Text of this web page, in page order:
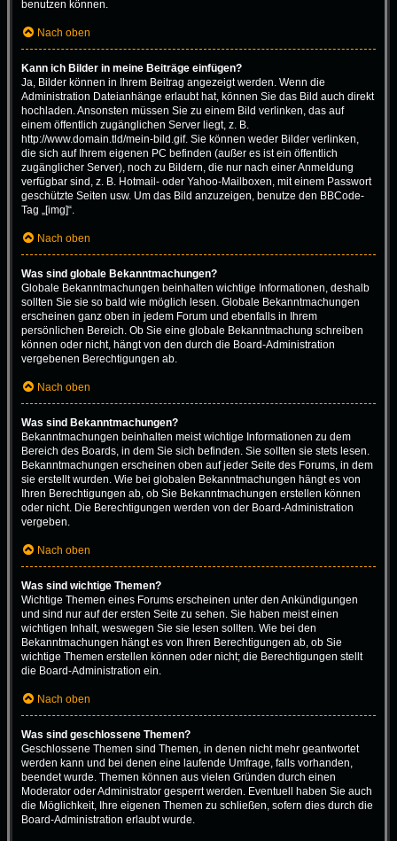
benutzen können.
Nach oben
Kann ich Bilder in meine Beiträge einfügen?
Ja, Bilder können in Ihrem Beitrag angezeigt werden. Wenn die
Administration Dateianhänge erlaubt hat, können Sie das Bild auch direkt
hochladen. Ansonsten müssen Sie zu einem Bild verlinken, das auf
einem öffentlich zugänglichen Server liegt, z. B.
http://www.domain.tld/mein-bild.gif. Sie können weder Bilder verlinken,
die sich auf Ihrem eigenen PC befinden (außer es ist ein öffentlich
zugänglicher Server), noch zu Bildern, die nur nach einer Anmeldung
verfügbar sind, z. B. Hotmail- oder Yahoo-Mailboxen, mit einem Passwort
geschützte Seiten usw. Um das Bild anzuzeigen, benutze den BBCode-
Tag „[img]“.
Nach oben
Was sind globale Bekanntmachungen?
Globale Bekanntmachungen beinhalten wichtige Informationen, deshalb
sollten Sie sie so bald wie möglich lesen. Globale Bekanntmachungen
erscheinen ganz oben in jedem Forum und ebenfalls in Ihrem
persönlichen Bereich. Ob Sie eine globale Bekanntmachung schreiben
können oder nicht, hängt von den durch die Board-Administration
vergebenen Berechtigungen ab.
Nach oben
Was sind Bekanntmachungen?
Bekanntmachungen beinhalten meist wichtige Informationen zu dem
Bereich des Boards, in dem Sie sich befinden. Sie sollten sie stets lesen.
Bekanntmachungen erscheinen oben auf jeder Seite des Forums, in dem
sie erstellt wurden. Wie bei globalen Bekanntmachungen hängt es von
Ihren Berechtigungen ab, ob Sie Bekanntmachungen erstellen können
oder nicht. Die Berechtigungen werden von der Board-Administration
vergeben.
Nach oben
Was sind wichtige Themen?
Wichtige Themen eines Forums erscheinen unter den Ankündigungen
und sind nur auf der ersten Seite zu sehen. Sie haben meist einen
wichtigen Inhalt, weswegen Sie sie lesen sollten. Wie bei den
Bekanntmachungen hängt es von Ihren Berechtigungen ab, ob Sie
wichtige Themen erstellen können oder nicht; die Berechtigungen stellt
die Board-Administration ein.
Nach oben
Was sind geschlossene Themen?
Geschlossene Themen sind Themen, in denen nicht mehr geantwortet
werden kann und bei denen eine laufende Umfrage, falls vorhanden,
beendet wurde. Themen können aus vielen Gründen durch einen
Moderator oder Administrator gesperrt werden. Eventuell haben Sie auch
die Möglichkeit, Ihre eigenen Themen zu schließen, sofern dies durch die
Board-Administration erlaubt wurde.